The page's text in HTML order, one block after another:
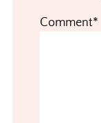
Comment*